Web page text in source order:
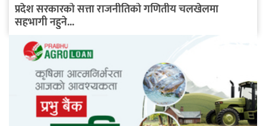
प्रदेश सरकारको सत्ता राजनीतिको गणितीय चलखेलमा
सहभागी नहुने...